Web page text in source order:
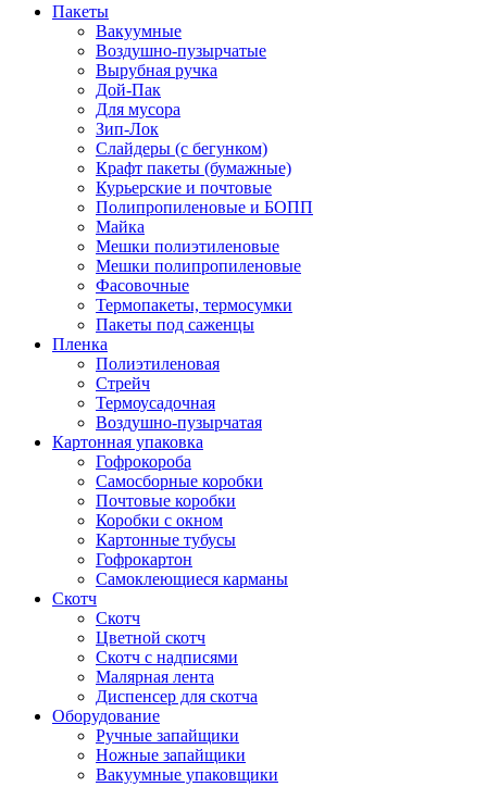
Пакеты
Вакуумные
Воздушно-пузырчатые
Вырубная ручка
Дой-Пак
Для мусора
Зип-Лок
Слайдеры (с бегунком)
Крафт пакеты (бумажные)
Курьерские и почтовые
Полипропиленовые и БОПП
Майка
Мешки полиэтиленовые
Мешки полипропиленовые
Фасовочные
Термопакеты, термосумки
Пакеты под саженцы
Пленка
Полиэтиленовая
Стрейч
Термоусадочная
Воздушно-пузырчатая
Картонная упаковка
Гофрокороба
Самосборные коробки
Почтовые коробки
Коробки с окном
Картонные тубусы
Гофрокартон
Самоклеющиеся карманы
Скотч
Скотч
Цветной скотч
Скотч с надписями
Малярная лента
Диспенсер для скотча
Оборудование
Ручные запайщики
Ножные запайщики
Вакуумные упаковщики